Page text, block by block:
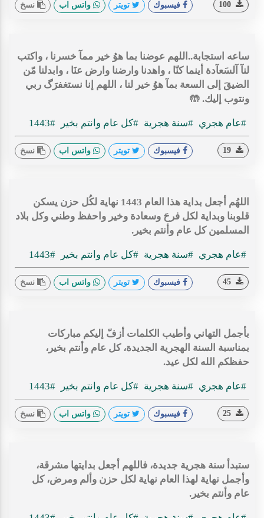
فيسبوك تويتر واتس اب نسخ
ساعه استجابة..اللهم عوضنا بما هوُ خير ممآ خسرنا ، واكتب
لنآ آلسَعآدة أينما كنّا ، واهدنا وارضنا وارض عنَا ، وابدلنا مّن
الضيقَ إلى السعة بمآ هوُ خير لنا ، اللهم إنا نستغفرَگ ربي
ونتوب إليك. 🤲
#عام هجري #سنة هجرية #كل عام وانتم بخير #1443
فيسبوك تويتر واتس اب نسخ
اللهُم أجعل بداية هذا العام 1443 نهاية لكُل حزن يسكن
قلوبنا وبداية لكل فرحَ وسعادة وخير واحفظ وطني وكل بلاد
المسلمين كل عام وأنتم بخير.
#عام هجري #سنة هجرية #كل عام وانتم بخير #1443
فيسبوك تويتر واتس اب نسخ
بأجمل التهاني وأطيب الكلمات أزفّ إليكم مباركات
بمناسبة السنة الهجرية الجديدة، كل عام وأنتم بخير،
حفظكم الله لكل عيد.
#عام هجري #سنة هجرية #كل عام وانتم بخير #1443
فيسبوك تويتر واتس اب نسخ
ستبدأ سنة هجرية جديدة، فاللهم أجعل بدايتها مشرقة،
وأجمل نهاية لهذا العام نهاية لكل حزن وألم ومرض، كل
عام وأنتم بخير.